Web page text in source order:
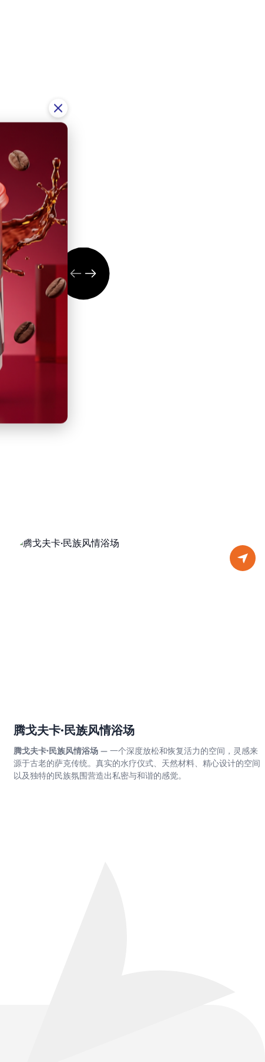
腾戈夫卡·民族风情浴场
腾戈夫卡·民族风情浴场 — 一个深度放松和恢复活力的空间，灵感来
源于古老的萨克传统。真实的水疗仪式、天然材料、精心设计的空间
以及独特的民族氛围营造出私密与和谐的感觉。